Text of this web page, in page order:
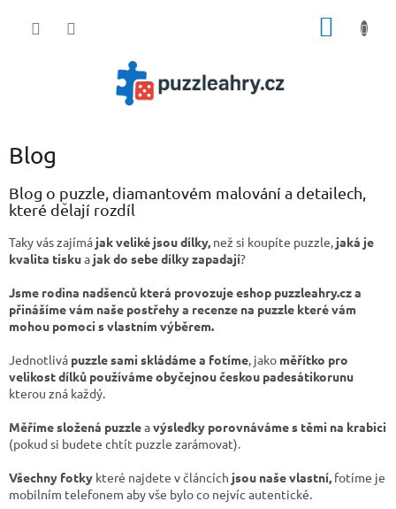
Blog
Blog o puzzle, diamantovém malování a detailech,
které dělají rozdíl
Taky vás zajímá jak veliké jsou dílky, než si koupíte puzzle, jaká je
kvalita tiskua jak do sebe dílky zapadají?
Jsme rodina nadšenců která provozuje eshop puzzleahry.cz a
přinášíme vám naše postřehy a recenze na puzzle které vám
mohou pomoci s vlastním výběrem.
Jednotlivá puzzle sami skládáme a fotíme, jako měřítko pro
velikost dílků používáme obyčejnou českou padesátikorunu
kterou zná každý.
Měříme složená puzzleavýsledky porovnáváme s těmi na krabici
(pokud si budete chtít puzzle zarámovat).
Všechny fotky které najdete v článcích jsou naše vlastní, fotíme je
mobilním telefonem aby vše bylo co nejvíc autentické.